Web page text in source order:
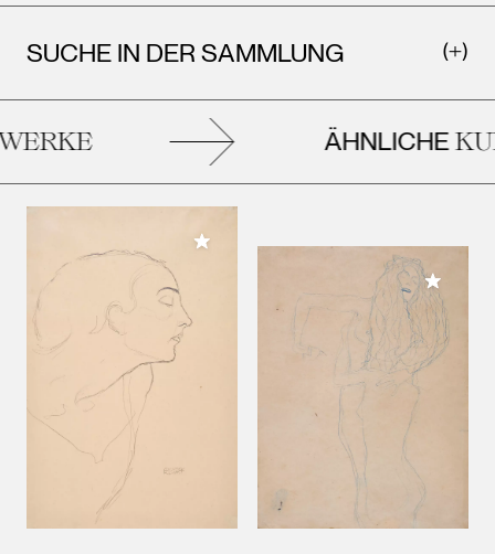
SUCHE IN DER SAMMLUNG
ÄHNLICHE
Meiner Sammlung hinzufügen
Meiner